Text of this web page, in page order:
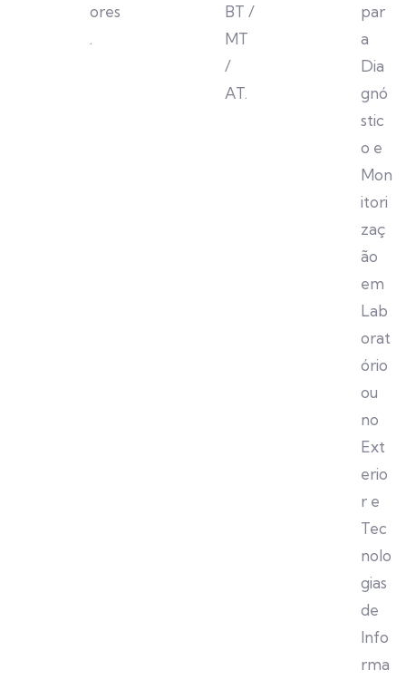
ores
.
BT /
MT
/
AT.
par
a
Dia
gnó
stic
o e
Mon
itori
zaç
ão
em
Lab
orat
ório
ou
no
Ext
erio
r e
Tec
nolo
gias
de
Info
rma